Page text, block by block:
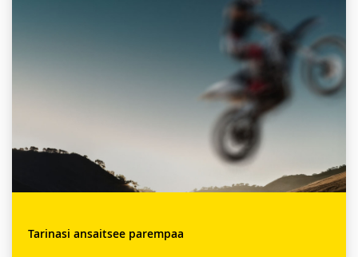
Tarinasi ansaitsee parempaa